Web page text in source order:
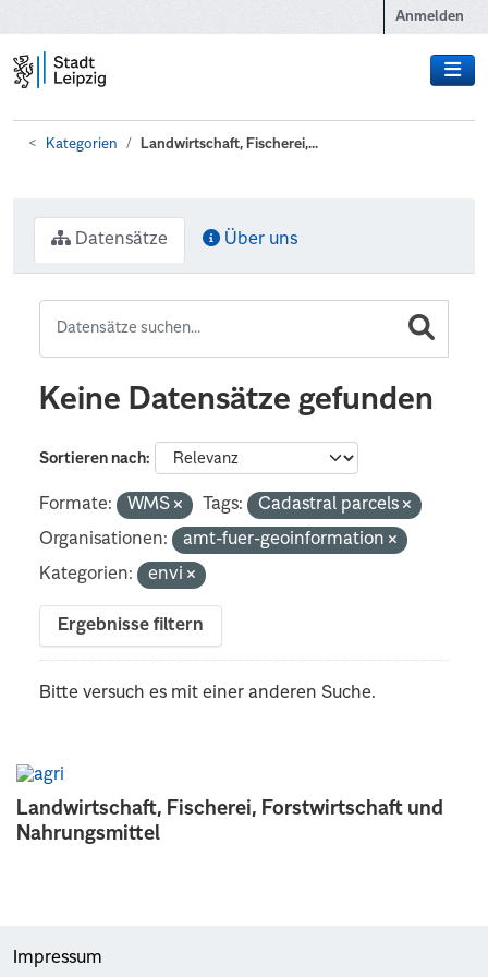
Anmelden
Kategorien Landwirtschaft, Fischerei,...
Landwirtschaft, Fischerei, Forstwirtschaft und
Nahrungsmittel
Datensätze Über uns
Keine Datensätze gefunden
Sortieren nach
Formate: WMS Tags:
Cadastral parcels
Organisationen:
amt-fuer-geoinformation
Kategorien:
envi
Ergebnisse filtern
Bitte versuch es mit einer anderen Suche.
Impressum